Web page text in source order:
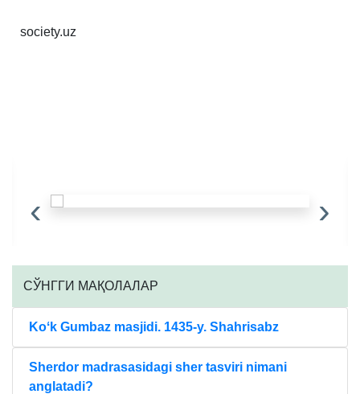
society.uz
‹ ›
CЎНГГИ МАҚОЛАЛАР
Koʻk Gumbaz masjidi. 1435-y. Shahrisabz
Sherdor madrasasidagi sher tasviri nimani
anglatadi?